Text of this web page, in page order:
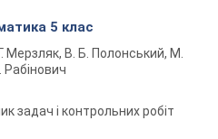
5 клас
Мерзляк, В. Б. Полонський, М.
Рабінович
задач і контрольних робіт